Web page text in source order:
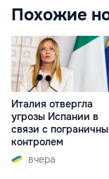
Похожие
Италия отвергла
угрозы Испании в
связи с
контролем
вчера